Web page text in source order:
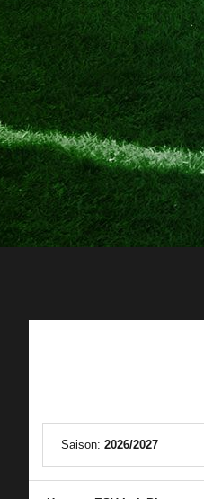
Saison: 2026/2027